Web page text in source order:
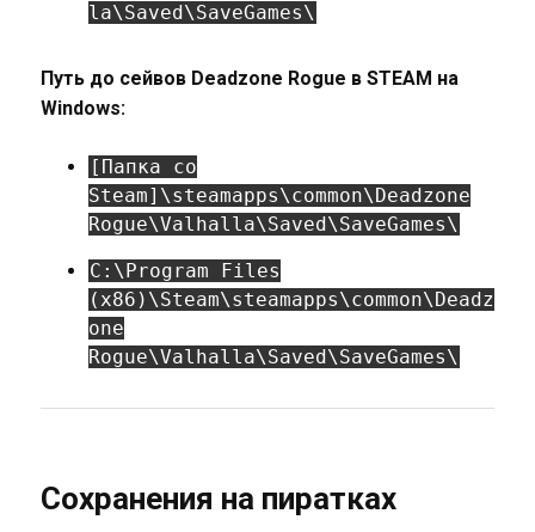
la\Saved\SaveGames\
Путь до сейвов Deadzone Rogue в STEAM на
Windows:
[Папка со
Steam]\steamapps\common\Deadzone
Rogue\Valhalla\Saved\SaveGames\
C:\Program Files
(x86)\Steam\steamapps\common\Deadz
one
Rogue\Valhalla\Saved\SaveGames\
Сохранения на пиратках